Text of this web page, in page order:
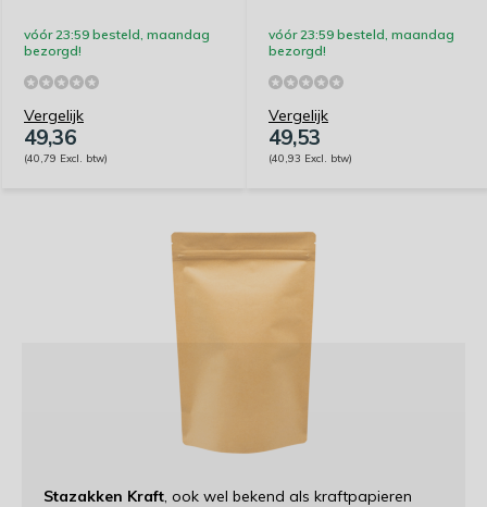
vóór 23:59 besteld, maandag
bezorgd!
Vergelijk
49,36
(40,79 Excl. btw)
vóór 23:59 besteld, maandag
bezorgd!
Vergelijk
49,53
(40,93 Excl. btw)
Stazakken Kraft, ook wel bekend als kraftpapieren